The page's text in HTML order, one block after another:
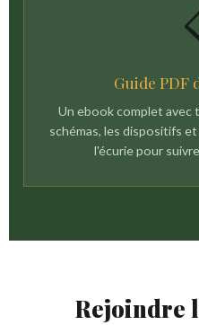
Guide PDF
Un ebook complet avec
schémas, les dispositifs
l'écurie pour
Rejoindre